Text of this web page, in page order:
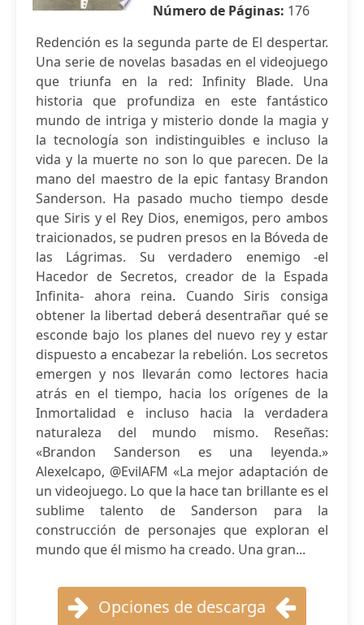
Número de Páginas: 176
Redención es la segunda parte de El despertar.
Una serie de novelas basadas en el videojuego
que triunfa en la red: Infinity Blade. Una
historia que profundiza en este fantástico
mundo de intriga y misterio donde la magia y
la tecnología son indistinguibles e incluso la
vida y la muerte no son lo que parecen. De la
mano del maestro de la epic fantasy Brandon
Sanderson. Ha pasado mucho tiempo desde
que Siris y el Rey Dios, enemigos, pero ambos
traicionados, se pudren presos en la Bóveda de
las Lágrimas. Su verdadero enemigo -el
Hacedor de Secretos, creador de la Espada
Infinita- ahora reina. Cuando Siris consiga
obtener la libertad deberá desentrañar qué se
esconde bajo los planes del nuevo rey y estar
dispuesto a encabezar la rebelión. Los secretos
emergen y nos llevarán como lectores hacia
atrás en el tiempo, hacia los orígenes de la
Inmortalidad e incluso hacia la verdadera
naturaleza del mundo mismo. Reseñas:
«Brandon Sanderson es una leyenda.»
Alexelcapo, @EvilAFM «La mejor adaptación de
un videojuego. Lo que la hace tan brillante es el
sublime talento de Sanderson para la
construcción de personajes que exploran el
mundo que él mismo ha creado. Una gran...
Opciones de descarga